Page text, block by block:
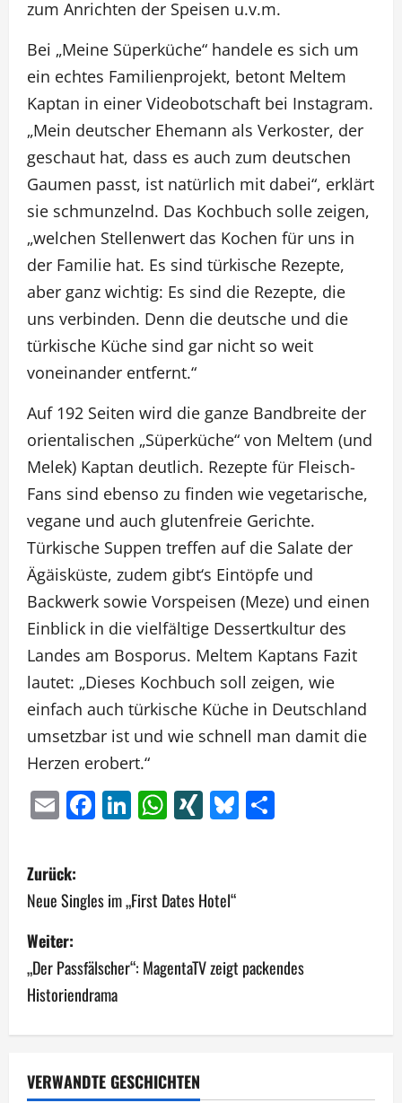
zum Anrichten der Speisen u.v.m.
Bei „Meine Süperküche“ handele es sich um
ein echtes Familienprojekt, betont Meltem
Kaptan in einer Videobotschaft bei Instagram.
„Mein deutscher Ehemann als Verkoster, der
geschaut hat, dass es auch zum deutschen
Gaumen passt, ist natürlich mit dabei“, erklärt
sie schmunzelnd. Das Kochbuch solle zeigen,
„welchen Stellenwert das Kochen für uns in
der Familie hat. Es sind türkische Rezepte,
aber ganz wichtig: Es sind die Rezepte, die
uns verbinden. Denn die deutsche und die
türkische Küche sind gar nicht so weit
voneinander entfernt.“
Auf 192 Seiten wird die ganze Bandbreite der
orientalischen „Süperküche“ von Meltem (und
Melek) Kaptan deutlich. Rezepte für Fleisch-
Fans sind ebenso zu finden wie vegetarische,
vegane und auch glutenfreie Gerichte.
Türkische Suppen treffen auf die Salate der
Ägäisküste, zudem gibt‘s Eintöpfe und
Backwerk sowie Vorspeisen (Meze) und einen
Einblick in die vielfältige Dessertkultur des
Landes am Bosporus. Meltem Kaptans Fazit
lautet: „Dieses Kochbuch soll zeigen, wie
einfach auch türkische Küche in Deutschland
umsetzbar ist und wie schnell man damit die
Herzen erobert.“
EmailFacebook
LinkedIn
WhatsApp
XINGBluesky
B
e
i
t
r
g
Zurück:
Neue Singles im „First Dates Hotel“
Weiter:
„Der Passfälscher“: MagentaTV zeigt packendes
Historiendrama
VERWANDTE GESCHICHTEN